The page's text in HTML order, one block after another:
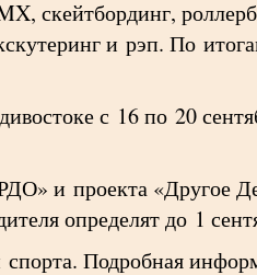
скейтбординг,
и рэп. По
с 16 по 20
и проекта «Другое
определят до 1
Подробная